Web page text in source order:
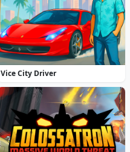
Vice City Driver